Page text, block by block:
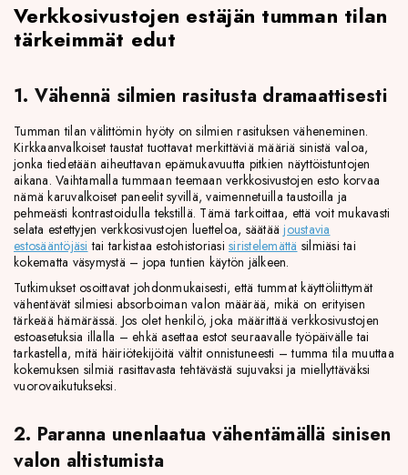
Verkkosivustojen estäjän tumman tilan
tärkeimmät edut
1. Vähennä silmien rasitusta dramaattisesti
Tumman tilan välittömin hyöty on silmien rasituksen väheneminen.
Kirkkaanvalkoiset taustat tuottavat merkittäviä määriä sinistä valoa,
jonka tiedetään aiheuttavan epämukavuutta pitkien näyttöistuntojen
aikana. Vaihtamalla tummaan teemaan verkkosivustojen esto korvaa
nämä karuvalkoiset paneelit syvillä, vaimennetuilla taustoilla ja
pehmeästi kontrastoidulla tekstillä. Tämä tarkoittaa, että voit mukavasti
selata estettyjen verkkosivustojen luetteloa, säätääjoustavia
estosääntöjäsi tai tarkistaa estohistoriasi siristelemättä silmiäsi tai
kokematta väsymystä – jopa tuntien käytön jälkeen.
Tutkimukset osoittavat johdonmukaisesti, että tummat käyttöliittymät
vähentävät silmiesi absorboiman valon määrää, mikä on erityisen
tärkeää hämärässä. Jos olet henkilö, joka määrittää verkkosivustojen
estoasetuksia illalla – ehkä asettaa estot seuraavalle työpäivälle tai
tarkastella, mitä häiriötekijöitä vältit onnistuneesti – tumma tila muuttaa
kokemuksen silmiä rasittavasta tehtävästä sujuvaksi ja miellyttäväksi
vuorovaikutukseksi.
2. Paranna unenlaatua vähentämällä sinisen
valon altistumista